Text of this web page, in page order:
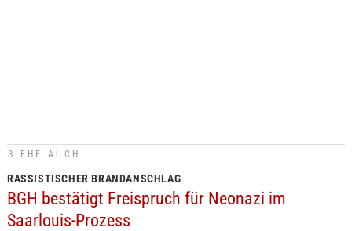
SIEHE AUCH
RASSISTISCHER BRANDANSCHLAG
BGH bestätigt Freispruch für Neonazi im
Saarlouis-Prozess